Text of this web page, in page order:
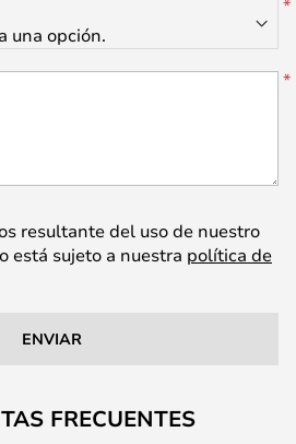
resultante del uso de nuestro
está sujeto a nuestra política de
ENVIAR
FRECUENTES